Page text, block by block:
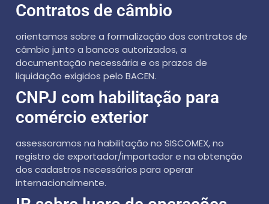
Contratos de câmbio
orientamos sobre a formalização dos contratos de
câmbio junto a bancos autorizados, a
documentação necessária e os prazos de
liquidação exigidos pelo BACEN.
CNPJ com habilitação para
comércio exterior
assessoramos na habilitação no SISCOMEX, no
registro de exportador/importador e na obtenção
dos cadastros necessários para operar
internacionalmente.